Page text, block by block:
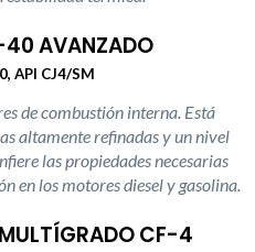
AVANZADO
API CJ4/SM
de combustión interna. Está
altamente refinadas y un nivel
las propiedades necesarias
en los motores diesel y gasolina.
CF-4